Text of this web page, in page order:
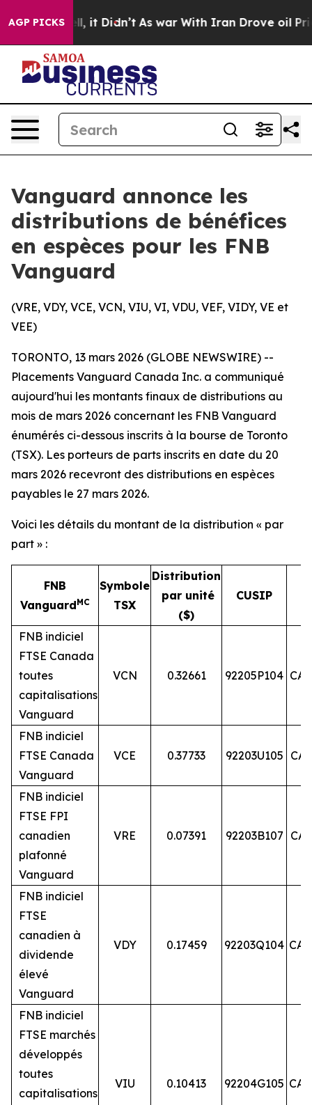
AGP PICKS
Well, it Didn’t As war With Iran Drove oil Prices
Vanguard annonce les
distributions de bénéfices
en espèces pour les FNB
Vanguard
(VRE, VDY, VCE, VCN, VIU, VI, VDU, VEF, VIDY, VE et
VEE)
TORONTO, 13 mars 2026 (GLOBE NEWSWIRE) --
Placements Vanguard Canada Inc. a communiqué
aujourd'hui les montants finaux de distributions au
mois de mars 2026 concernant les FNB Vanguard
énumérés ci-dessous inscrits à la bourse de Toronto
(TSX). Les porteurs de parts inscrits en date du 20
mars 2026 recevront des distributions en espèces
payables le 27 mars 2026.
Voici les détails du montant de la distribution « par
part » :
FNB
VanguardMC
Symbole
TSX
Distribution
par unité
($)
CUSIP
FNB indiciel
FTSE Canada
toutes
capitalisations
Vanguard
VCN 0.32661 92205P104
FNB indiciel
FTSE Canada
Vanguard
VCE 0.37733 92203U105
FNB indiciel
FTSE FPI
canadien
plafonné
Vanguard
VRE 0.07391 92203B107
FNB indiciel
FTSE
canadien à
dividende
élevé
Vanguard
VDY 0.17459 92203Q104
FNB indiciel
FTSE marchés
développés
toutes
capitalisations
VIU 0.10413 92204G105